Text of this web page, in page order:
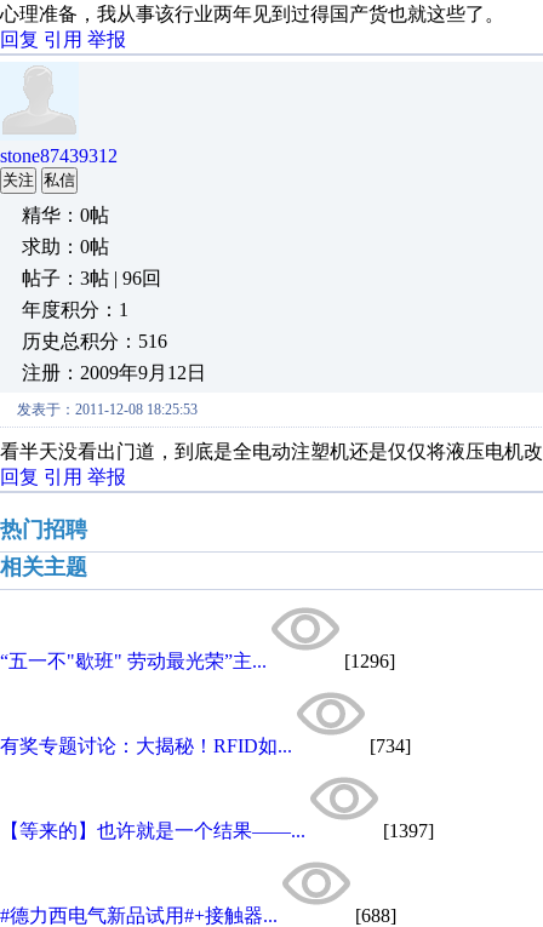
心理准备，我从事该行业两年见到过得国产货也就这些了。
回复 引用 举报
stone87439312
关注 私信
精华：0帖
求助：0帖
帖子：3帖 | 96回
年度积分：1
历史总积分：516
注册：2009年9月12日
发表于：2011-12-08 18:25:53
看半天没看出门道，到底是全电动注塑机还是仅仅将液压电机
回复 引用 举报
热门招聘
相关主题
“五一不"歇班" 劳动最光荣”主... [1296]
有奖专题讨论：大揭秘！RFID如... [734]
【等来的】也许就是一个结果——... [1397]
#德力西电气新品试用#+接触器... [688]